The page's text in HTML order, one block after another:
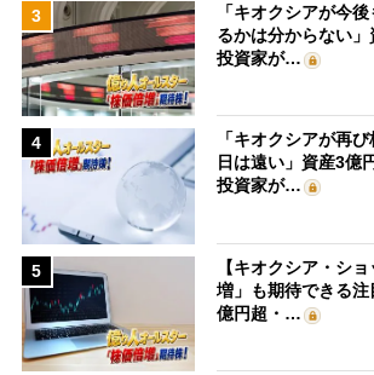
3
「キオクシアが今
るかは分からない
投資家が…
4
「キオクシアが再
日は遠い」資産3億
投資家が…
5
【キオクシア・シ
増」も期待できる
億円超・…